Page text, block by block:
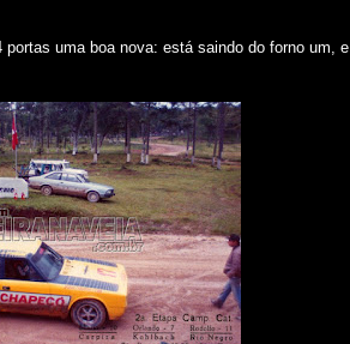
uma boa nova: está saindo do forno um, e